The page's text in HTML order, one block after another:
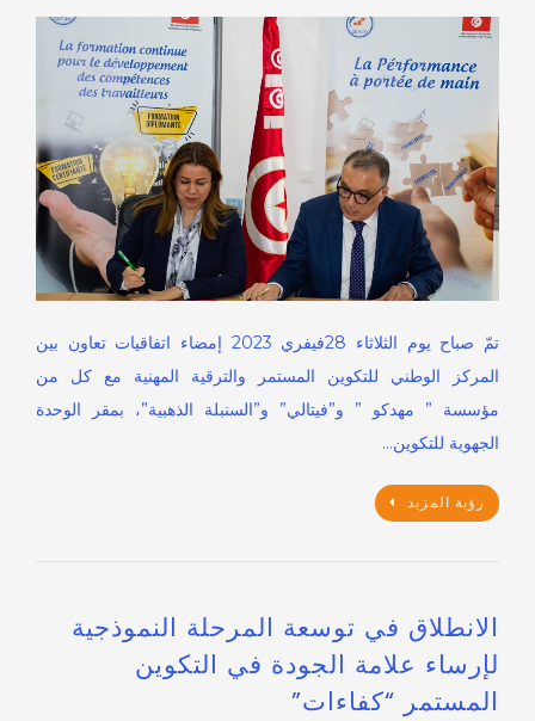
تمّ صباح يوم الثلاثاء 28فيفري 2023 إمضاء اتفاقيات تعاون بين
المركز الوطني للتكوين المستمر والترقية المهنية مع كل من
مؤسسة ” مهدكو ” و”فيتالي” و”السنبلة الذهبية”، بمقر الوحدة
الجهوية للتكوين…
رؤية المزيد
الانطلاق في توسعة المرحلة النموذجية
لإرساء علامة الجودة في التكوين
المستمر “كفاءات”